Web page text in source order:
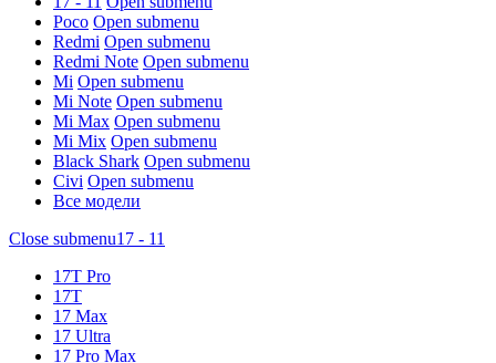
Poco Open submenu
Redmi Open submenu
Redmi Note Open submenu
Mi Open submenu
Mi Note Open submenu
Mi Max Open submenu
Mi Mix Open submenu
Black Shark Open submenu
Civi Open submenu
Все модели
Close submenu17 - 11
17T Pro
17T
17 Max
17 Ultra
17 Pro Max